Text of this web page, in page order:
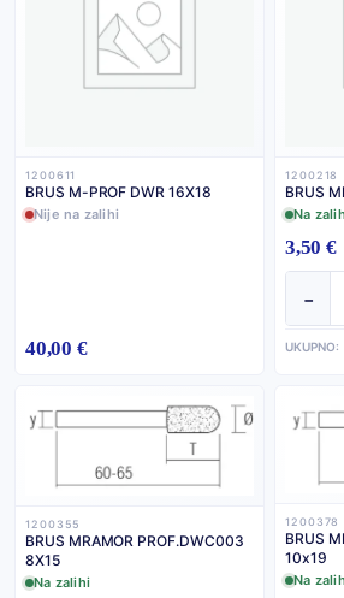
1200611
BRUS M-PROF DWR 16X18
Nije na zalihi
40,00 €
1200218
BRUS
Na
3,50 €
−
UKUPNO:
1200355
BRUS MRAMOR PROF.DWC003
8X15
Na zalihi
1200378
BRUS
10x19
Na